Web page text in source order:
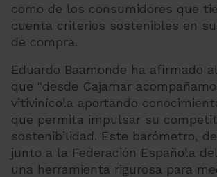
como de los consumidores que
cuenta criterios sostenibles en
de compra.
Eduardo Baamonde ha afirmado
que "desde Cajamar
vitivinícola aportando
que permita impulsar su
sostenibilidad. Este barómetro,
junto a la Federación Española
una herramienta rigurosa para